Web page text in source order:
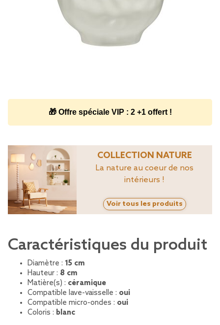
🎁 Offre spéciale VIP : 2 +1 offert !
COLLECTION NATURE
La nature au coeur de nos
intérieurs !
Voir tous les produits
Caractéristiques du produit
Diamètre : 15 cm
Hauteur : 8 cm
Matière(s) : céramique
Compatible lave-vaisselle : oui
Compatible micro-ondes : oui
Coloris : blanc